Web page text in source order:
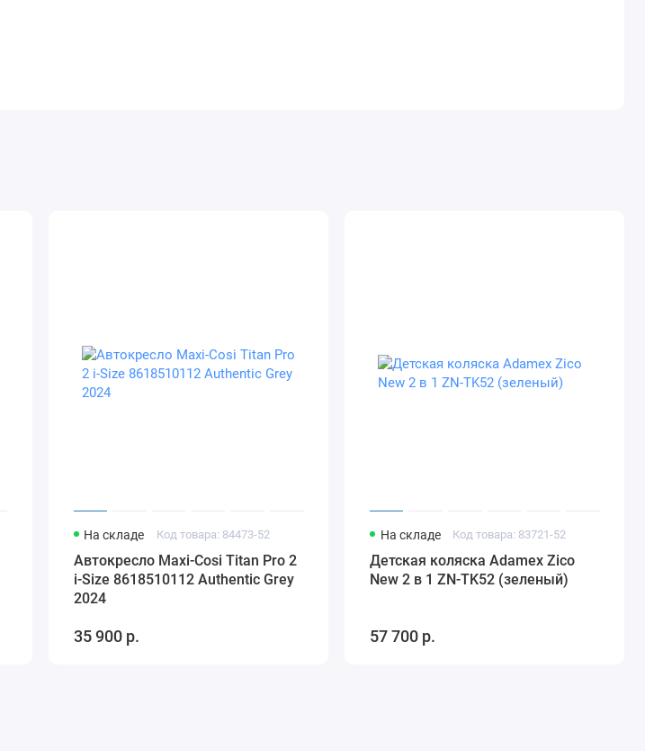
На складе Код товара: 84473-52
Автокресло Maxi-Cosi Titan Pro 2
i-Size 8618510112 Authentic Grey
2024
35 900 р.
На складе Код товара: 83721-52
Детская коляска Adamex Zico
New 2 в 1 ZN-TK52 (зеленый)
57 700 р.